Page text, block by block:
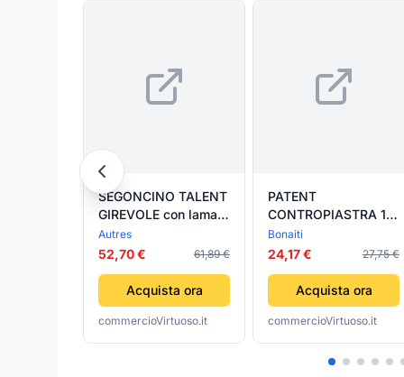
SEGONCINO TALENT
GIREVOLE con lama
cm. 53 5.00 pz
Autres
52,70 € 61,89 €
Acquista ora
commercioVirtuoso.it
PATENT
CONTROPIASTRA 113
GACCIA 8X90
OTT.TO C/ALET-
SERRATURE- 20,0 pz
Bonaiti
24,17 € 27,75 €
Acquista ora
commercioVirtuoso.it